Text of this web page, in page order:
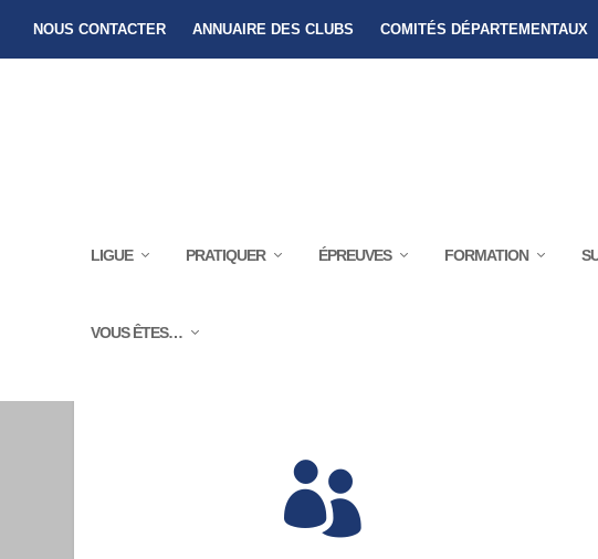
NOUS CONTACTER ANNUAIRE DES CLUBS COMITÉS DÉPARTEMENTAUX
LIGUE PRATIQUER ÉPREUVES FORMATION
VOUS ÊTES…ACTIONS
